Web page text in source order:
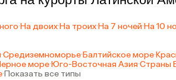
·На двоих·На троих·На 7 ночей·На 10
·Средиземноморье·Балтийское море·
море·Юго-Восточная Азия·Страны
·Показать все типы